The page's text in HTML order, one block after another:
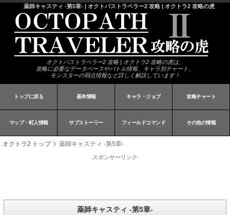
薬師キャスティ -第5章- | オクトパストラベラー2 攻略 | オクトラ2 攻略の虎
オクトパストラベラー2 攻略 | オクトラ2 攻略の虎は、
攻略に必要なデータベースやバトル情報、キャラ別チャート、
モンスターの弱点情報など詳しく解説しています！
トップに戻る 基本情報 キャラ・ジョブ 攻略チャート
マップ・町人情報 サブストーリー フィールドコマンド その他の情報
オクトラ2 トップ 薬師キャスティ -第5章-
スポンサーリンク
薬師キャスティ -第5章-